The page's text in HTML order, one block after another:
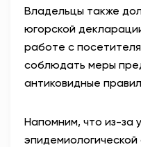
Владельцы также
югорской
работе с
соблюдать меры
антиковидные
Напомним, что из-за